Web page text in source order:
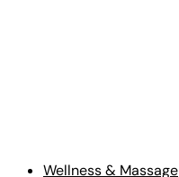
Wellness & Massage